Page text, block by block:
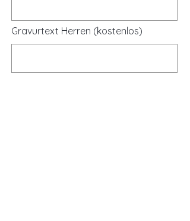
Gravurtext Herren (kostenlos)